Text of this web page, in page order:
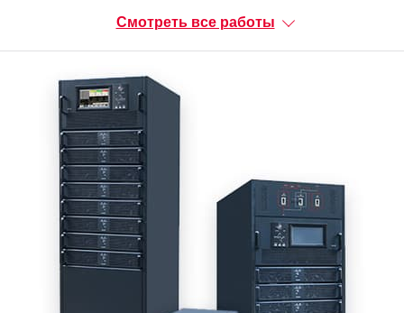
Смотреть все работы